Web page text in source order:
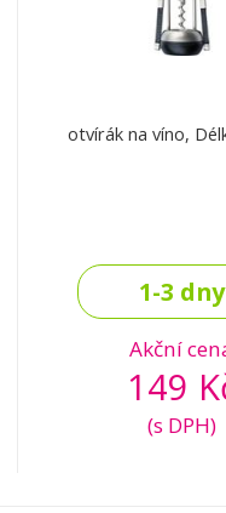
otvírák na víno,
1-3 dny
Akční
149
(s DPH)